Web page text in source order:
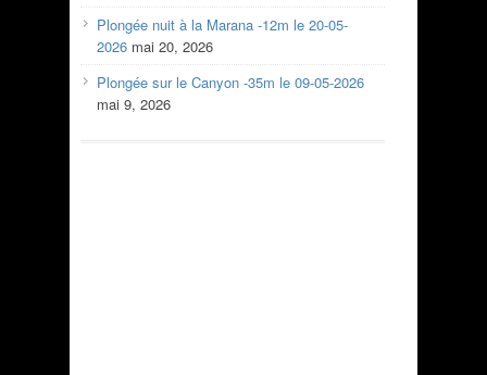
Plongée nuit à la Marana -12m le 20-05-
2026 mai 20, 2026
Plongée sur le Canyon -35m le 09-05-2026
mai 9, 2026